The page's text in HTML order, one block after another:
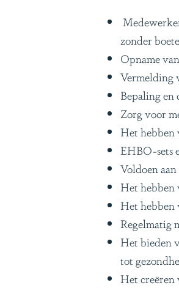
zonder
Opname
Vermelding
Bepaling en
Zorg voor
Het hebben
EHBO-sets
Voldoen
Het hebben
Het hebben
Regelmatig
Het bieden
tot
Het creëren